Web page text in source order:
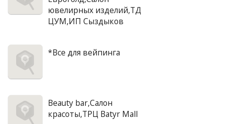
ювелирных изделий,ТД
ЦУМ,ИП Сыздыков
*Все для вейпинга
Beauty bar,Салон
красоты,ТРЦ Batyr Mall